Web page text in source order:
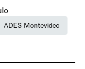
ADES Montevideo